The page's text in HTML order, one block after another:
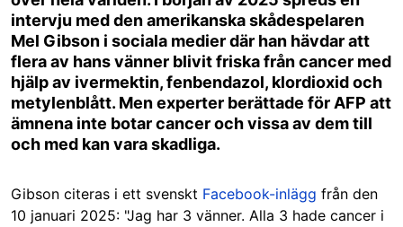
intervju med den amerikanska skådespelaren
Mel Gibson i sociala medier där han hävdar att
flera av hans vänner blivit friska från cancer med
hjälp av ivermektin, fenbendazol, klordioxid och
metylenblått. Men experter berättade för AFP att
ämnena inte botar cancer och vissa av dem till
och med kan vara skadliga.
Gibson citeras i ett svenskt Facebook-inlägg från den
10 januari 2025: "Jag har 3 vänner. Alla 3 hade cancer i